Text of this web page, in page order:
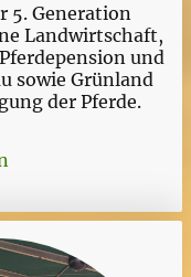
5. Generation
Landwirtschaft,
und
sowie Grünland
der Pferde.